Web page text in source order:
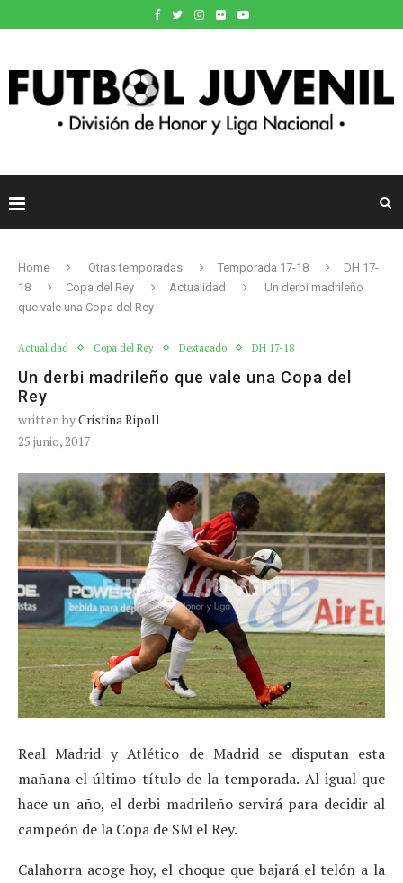
Home Otras temporadas Temporada 17-18
DH 17-
18
Copa del Rey Actualidad
Un derbi madrileño
que vale una Copa del Rey
Actualidad Copa del Rey Destacado DH 17-18
Un derbi madrileño que vale una Copa del
Rey
written byCristina Ripoll
25 junio, 2017
Real Madrid y Atlético de Madrid se disputan esta
mañana el último título de la temporada. Al igual que
hace un año, el derbi madrileño servirá para decidir al
campeón de la Copa de SM el Rey.
Calahorra acoge hoy, el choque que bajará el telón a la